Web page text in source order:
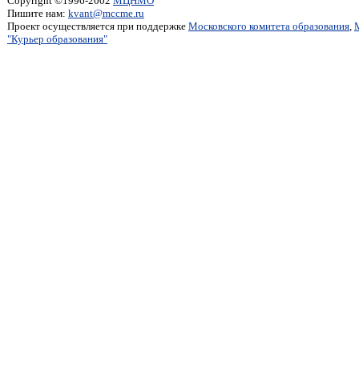
Пишите нам: kvant@mccme.ru
Проект осуществляется при поддержке Московского комитета образования,
"Курьер образования"